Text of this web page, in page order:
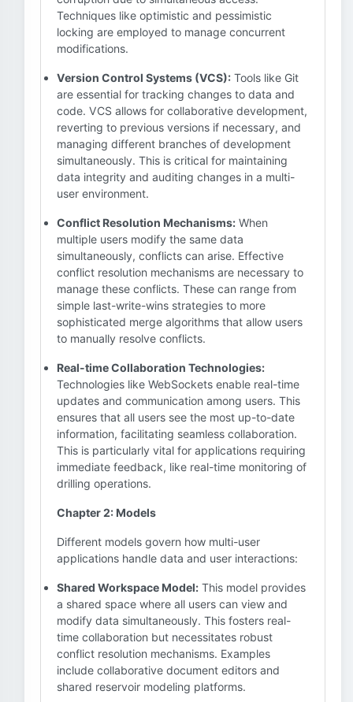
Techniques like optimistic and pessimistic
locking are employed to manage concurrent
modifications.
Version Control Systems (VCS): Tools like Git
are essential for tracking changes to data and
code. VCS allows for collaborative development,
reverting to previous versions if necessary, and
managing different branches of development
simultaneously. This is critical for maintaining
data integrity and auditing changes in a multi-
user environment.
Conflict Resolution Mechanisms: When
multiple users modify the same data
simultaneously, conflicts can arise. Effective
conflict resolution mechanisms are necessary to
manage these conflicts. These can range from
simple last-write-wins strategies to more
sophisticated merge algorithms that allow users
to manually resolve conflicts.
Real-time Collaboration Technologies:
Technologies like WebSockets enable real-time
updates and communication among users. This
ensures that all users see the most up-to-date
information, facilitating seamless collaboration.
This is particularly vital for applications requiring
immediate feedback, like real-time monitoring of
drilling operations.
Chapter 2: Models
Different models govern how multi-user
applications handle data and user interactions:
Shared Workspace Model: This model provides
a shared space where all users can view and
modify data simultaneously. This fosters real-
time collaboration but necessitates robust
conflict resolution mechanisms. Examples
include collaborative document editors and
shared reservoir modeling platforms.